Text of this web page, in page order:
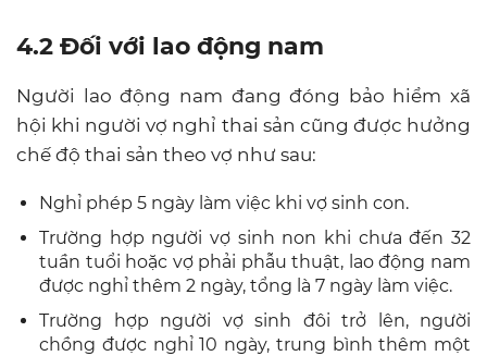
4.2 Đối với lao động nam
Người lao động nam đang đóng bảo hiểm xã
hội khi người vợ nghỉ thai sản cũng được hưởng
chế độ thai sản theo vợ như sau:
Nghỉ phép 5 ngày làm việc khi vợ sinh con.
Trường hợp người vợ sinh non khi chưa đến 32
tuần tuổi hoặc vợ phải phẫu thuật, lao động nam
được nghỉ thêm 2 ngày, tổng là 7 ngày làm việc.
Trường hợp người vợ sinh đôi trở lên, người
chồng được nghỉ 10 ngày, trung bình thêm một